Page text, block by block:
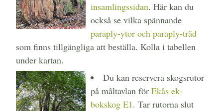
insamlingssidan. Här kan du
också se vilka spännande
paraply-ytor och paraply-träd
som finns tillgängliga att beställa. Kolla i tabellen
under kartan.
Du kan reservera skogsrutor
på måltavlan för Ekås ek-
bokskog E1. Tar rutorna slut